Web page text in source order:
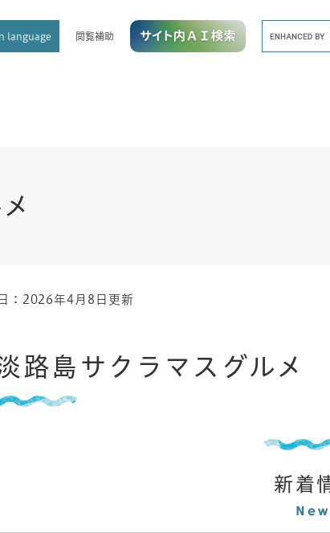
language 閲覧補助
：2026年4月8日更新
路島サクラマスグルメ
新着